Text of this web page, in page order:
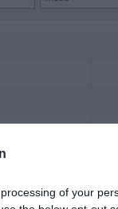
of your
turistici e d'affari in